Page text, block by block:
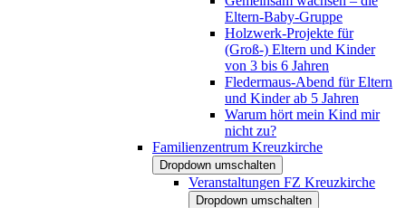
Eltern-Baby-Gruppe
Holzwerk-Projekte für
(Groß-) Eltern und Kinder
von 3 bis 6 Jahren
Fledermaus-Abend für Eltern
und Kinder ab 5 Jahren
Warum hört mein Kind mir
nicht zu?
Familienzentrum Kreuzkirche
Dropdown umschalten
Veranstaltungen FZ Kreuzkirche
Dropdown umschalten